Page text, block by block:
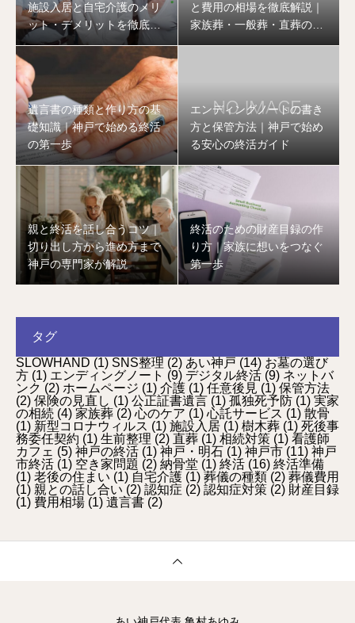
施設入居と自宅介護のメリ
ット・デメリットを徹底比
較
と費用の相場を徹底解説｜
家族葬・一般葬・直葬の違
いとは
遺言書の種類と作り方の基
礎知識｜神戸で始める終活
の第一歩
エンディングノートの書き
方と保管方法｜神戸で始め
る安心の終活ガイド
親と終活を話し合うコツ｜
切り出し方から進め方まで
神戸の専門家が解説
終活のための財産目録の作
り方｜家族に想いをつなぐ
第一歩
タグ
SLOWHAND (1) SNS整理 (2) あい神戸 (14) お墓の選び
方 (1) エンディングノート (9) デジタル終活 (9) ネットバ
ンク (2) ホームページ (1) 介護 (1) 任意後見 (1) 保管方法
(2) 保険の見直し (1) 公正証書遺言 (1) 孤独死予防 (1) 実家
の相続 (4) 家族葬 (2) 心のケア (1) 心託サービス (1) 散骨
(1) 新型コロナウィルス (1) 施設入居 (1) 樹木葬 (1) 死後事
務委任契約 (1) 生前整理 (2) 直葬 (1) 相続対策 (1) 看護師
カフェ (5) 神戸の終活 (1) 神戸・明石 (1) 神戸市 (11) 神戸
市終活 (1) 空き家問題 (2) 納骨堂 (1) 終活 (16) 終活準備
(1) 老後の住まい (1) 自宅介護 (1) 葬儀の種類 (2) 葬儀費用
(1) 親との話し合い (2) 認知症 (2) 認知症対策 (2) 財産目録
(1) 費用相場 (1) 遺言書 (2)